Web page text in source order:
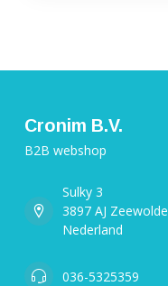
Cronim B.V.
B2B webshop
Sulky 3
3897 AJ Zeewolde
Nederland
036-5325359